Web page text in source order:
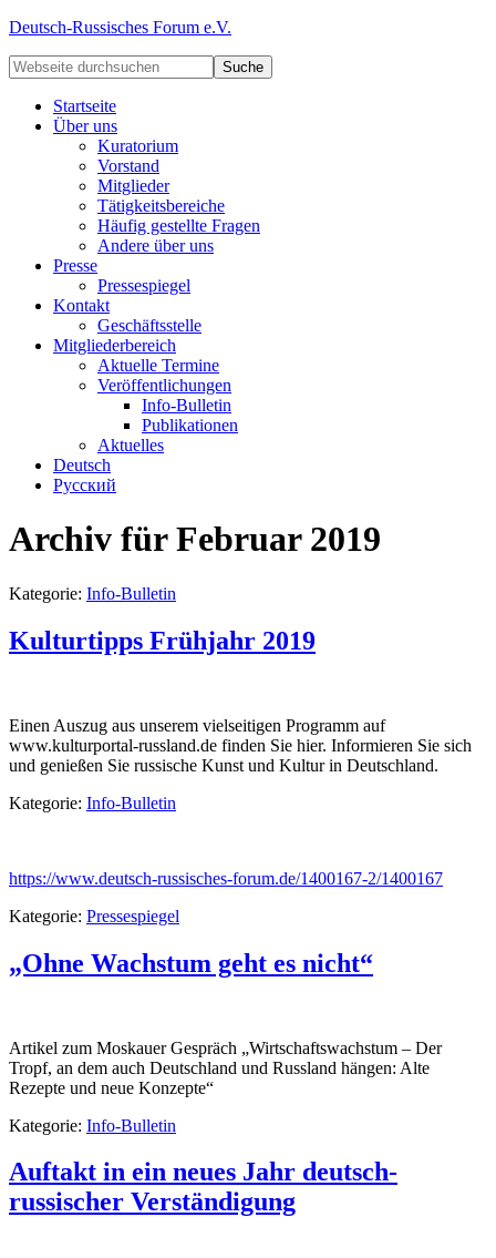
Deutsch-Russisches Forum e.V.
Startseite
Über uns
Kuratorium
Vorstand
Mitglieder
Tätigkeitsbereiche
Häufig gestellte Fragen
Andere über uns
Presse
Pressespiegel
Kontakt
Geschäftsstelle
Mitgliederbereich
Aktuelle Termine
Veröffentlichungen
Info-Bulletin
Publikationen
Aktuelles
Deutsch
Русский
Archiv für Februar 2019
Kategorie: Info-Bulletin
Kulturtipps Frühjahr 2019
Einen Auszug aus unserem vielseitigen Programm auf
www.kulturportal-russland.de finden Sie hier. Informieren Sie sich
und genießen Sie russische Kunst und Kultur in Deutschland.
Kategorie: Info-Bulletin
https://www.deutsch-russisches-forum.de/1400167-2/1400167
Kategorie: Pressespiegel
„Ohne Wachstum geht es nicht“
Artikel zum Moskauer Gespräch „Wirtschaftswachstum – Der
Tropf, an dem auch Deutschland und Russland hängen: Alte
Rezepte und neue Konzepte“
Kategorie: Info-Bulletin
Auftakt in ein neues Jahr deutsch-
russischer Verständigung